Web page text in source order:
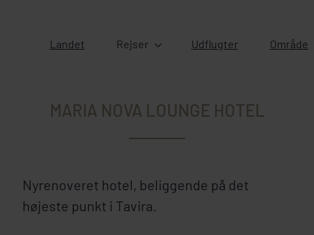
Landet Rejser Udflugter
MARIA NOVA LOUNGE HOTEL
Nyrenoveret hotel, beliggende på det
højeste punkt i Tavira.